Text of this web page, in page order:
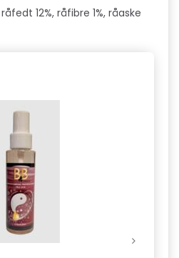
12%, råfibre 1%, råaske